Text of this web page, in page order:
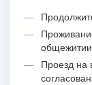
Проезд на